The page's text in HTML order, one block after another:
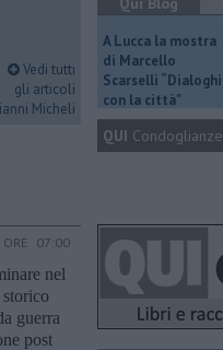
Vedi tutti
gli articoli
Micheli
ORE 07:00
nel
guerra
post
A Lucca la mostra
di Marcello
Scarselli “Dialoghi
con la città"
QUI Condoglianze